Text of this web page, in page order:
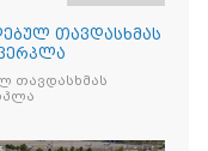
თავდასხმას
თავდასხმას